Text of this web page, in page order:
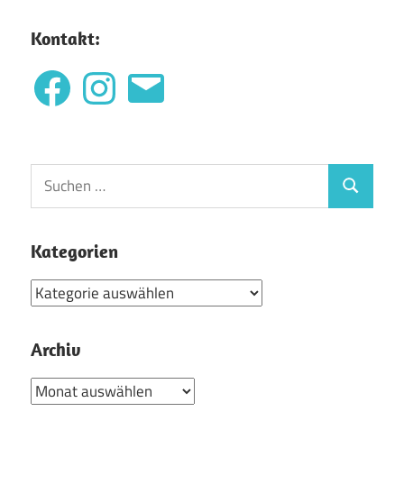
Kontakt:
FacebookInstagram
E-
Mail
Suchen
nach:
Suchen
Kategorien
Kategorien
Archiv
Archiv